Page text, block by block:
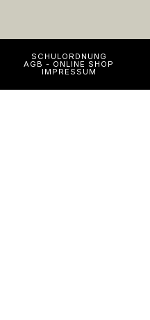
SCHULORDNUNG
AGB - ONLINE SHOP
IMPRESSUM